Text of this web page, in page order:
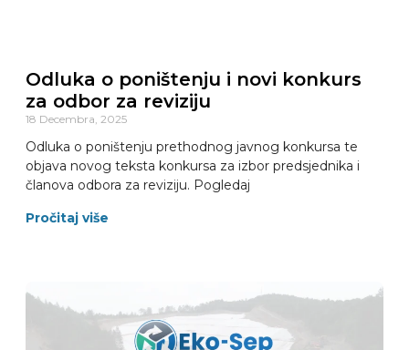
Odluka o poništenju i novi konkurs
za odbor za reviziju
18 Decembra, 2025
Odluka o poništenju prethodnog javnog konkursa te
objava novog teksta konkursa za izbor predsjednika i
članova odbora za reviziju. Pogledaj
Pročitaj više